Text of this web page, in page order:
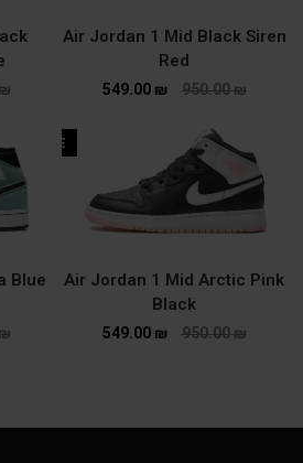
Air Jordan 1 Mid Black Siren
Red
950.00₪
549.00 ₪
SALE
Air Jordan 1 Mid Arctic Pink
Black
950.00₪
549.00 ₪
Blue